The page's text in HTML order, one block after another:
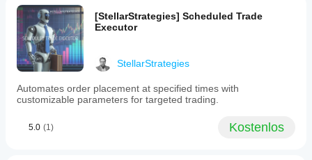
higher
timeframe
trends.
-
Sound
alerts
for
notifications.
The
supports
[StellarStrategies] Scheduled Trade
Executor
StellarStrategies
Automates order placement at specified times with
customizable parameters for targeted trading.
5.0 (1) Kostenlos